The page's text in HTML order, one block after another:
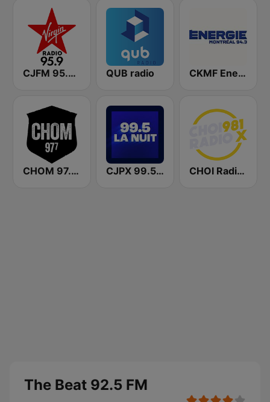
CJFM 95.9 Virgin Radio Montreal QUB radio CKMF Energie Montréal 94.3 FM
CHOM 97.7 FM CJPX 99.5 MTL CHOI Radio X 98.1 FM
The Beat 92.5 FM